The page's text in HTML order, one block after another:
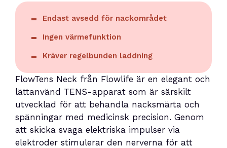
Endast avsedd för nackområdet
Ingen värmefunktion
Kräver regelbunden laddning
FlowTens Neck från Flowlife är en elegant och
lättanvänd TENS-apparat som är särskilt
utvecklad för att behandla nacksmärta och
spänningar med medicinsk precision. Genom
att skicka svaga elektriska impulser via
elektroder stimulerar den nerverna för att